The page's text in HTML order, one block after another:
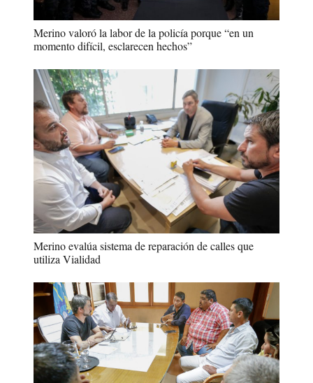
Merino valoró la labor de la policía porque “en un
momento difícil, esclarecen hechos”
Merino evalúa sistema de reparación de calles que
utiliza Vialidad